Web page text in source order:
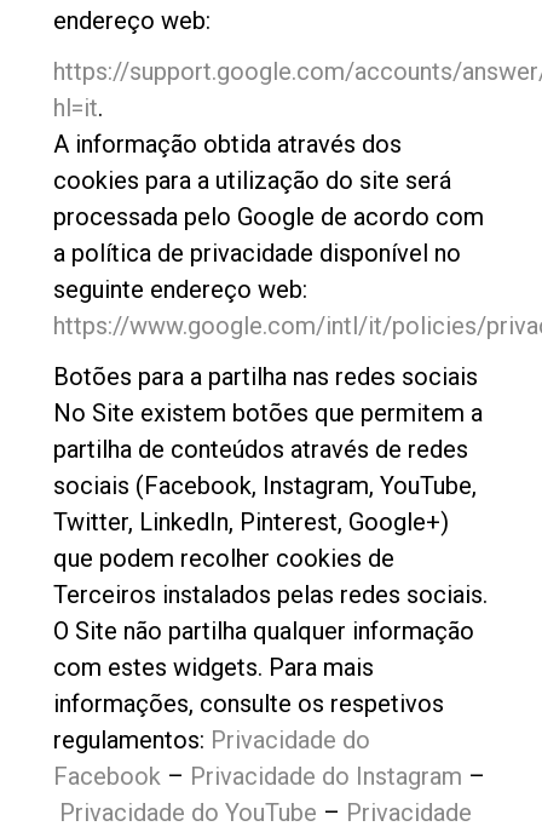
endereço web:
https://support.google.com/accounts/
hl=it.
A informação obtida através dos
cookies para a utilização do site será
processada pelo Google de acordo com
a política de privacidade disponível no
seguinte endereço web:
https://www.google.com/intl/it/policies/
Botões para a partilha nas redes sociais
No Site existem botões que permitem a
partilha de conteúdos através de redes
sociais (Facebook, Instagram, YouTube,
Twitter, LinkedIn, Pinterest, Google+)
que podem recolher cookies de
Terceiros instalados pelas redes sociais.
O Site não partilha qualquer informação
com estes widgets. Para mais
informações, consulte os respetivos
regulamentos: Privacidade do
Facebook – Privacidade do Instagram –
Privacidade do YouTube – Privacidade
Descarregar
Mais